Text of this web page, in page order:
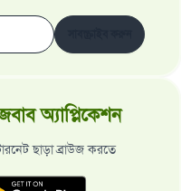
অ্যাপ্লিকেশন
ছাড়া ব্রাউজ করতে